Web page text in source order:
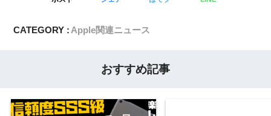
CATEGORY :Apple関連ニュース
おすすめ記事